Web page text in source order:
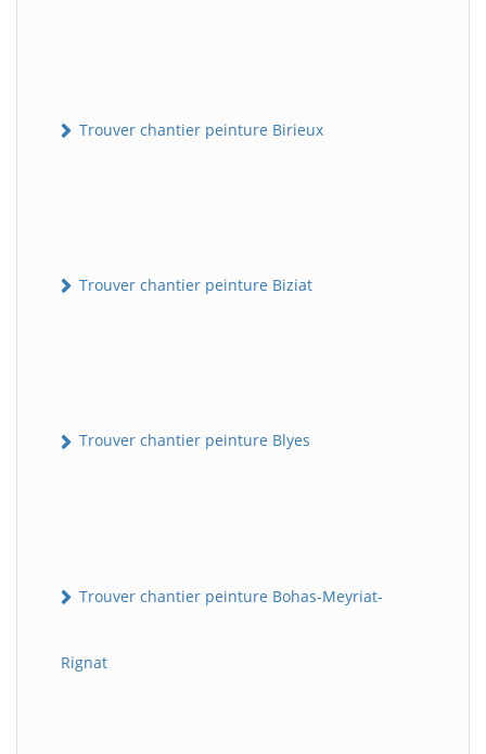
Trouver chantier peinture Birieux
Trouver chantier peinture Biziat
Trouver chantier peinture Blyes
Trouver chantier peinture Bohas-Meyriat-
Rignat